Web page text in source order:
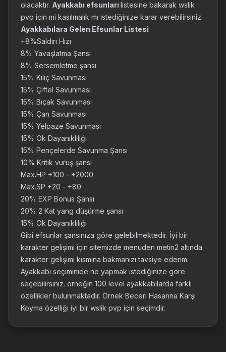
olacaktır. Ayakkabı efsunları listesine bakarak wslik
pvp için mi kasılmalık mı istediğinize karar verebilirsiniz.
Ayakkabılara Gelen Efsunlar Listesi
+8%Saldırı Hızı
8% Yavaşlatma Şansı
8% Sersemletme şansı
15% Kılıç Savunması
15% Çiftel Savunması
15% Bıçak Savunması
15% Çan Savunması
15% Yelpaze Savunması
15% Ok Dayanıklılığı
15% Pençelerde Savunma Şansı
10% Kritik vuruş şansı
Max.HP +100 - +2000
Max.SP +20 - +80
20% EXP Bonus Şansı
20% 2 Kat yang düşürme şansı
15% Ok Dayanıklılığı
Gibi efsunlar şansınıza göre gelebilmektedir. İyi bir
karakter gelişimi için sitemizde menuden metin2 altında
karakter gelişimi kısmına bakmanızı tavsiye ederim.
Ayakkabı seçiminide ne yapmak istediğinize göre
seçebilirsiniz. örneğin 100 level ayakkabılarda farklı
özellikler bulunmaktadır. Örnek Beceri Hasarına Karşı
Koyma özelliği iyi bir wslik pvp için seçimdir.